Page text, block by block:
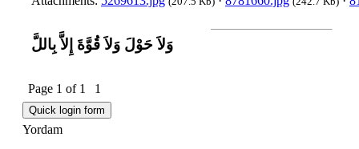
وَلاَ حَوْلَ وَلاَ قُوَّةَ إِلاَّ بِاللَّ
Page 1 of 1 1
Yordam